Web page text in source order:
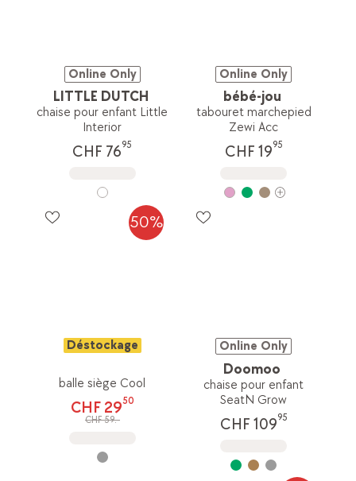
Online Only
LITTLE DUTCH
chaise pour enfant Little
Interior
CHF 7695
Online Only
bébé-jou
tabouret marchepied
Zewi Acc
CHF 1995
50%
Déstockage
balle siège Cool
CHF 2950
CHF 59.-
Online Only
Doomoo
chaise pour enfant
SeatN Grow
CHF 10995